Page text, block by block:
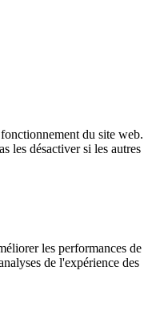
du site web.
les désactiver si les autres
les performances de
de l'expérience des